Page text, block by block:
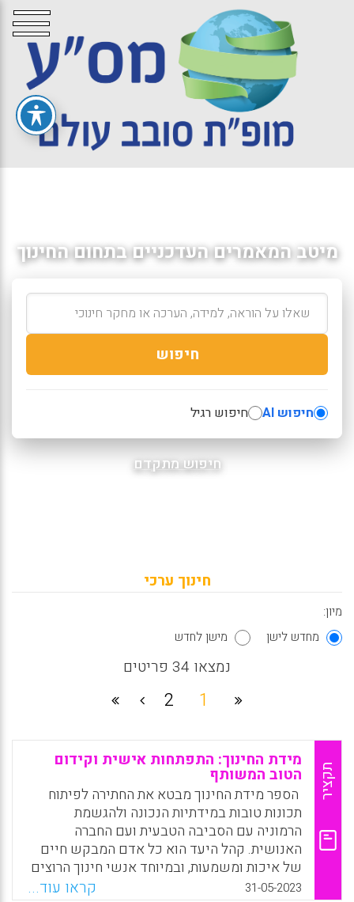
מיטב המאמרים העדכניים בתחום החינוך
חיפוש
חיפוש AI חיפוש רגיל
חיפוש מתקדם
חינוך ערכי
מיון:
מחדש לישן
מישן לחדש
נמצאו 34 פריטים
1
2
תקציר
מידת החינוך: התפתחות אישית וקידום
הטוב המשותף
הספר מידת החינוך מבטא את החתירה לפיתוח
תכונות טובות במידתיות הנכונה ולהגשמת
הרמוניה עם הסביבה הטבעית ועם החברה
האנושית. קהל היעד הוא כל אדם המבקש חיים
של איכות ומשמעות, ובמיוחד אנשי חינוך הרוצים
לטפח תלמידים למיטבם.
31-05-2023 קראו עוד...